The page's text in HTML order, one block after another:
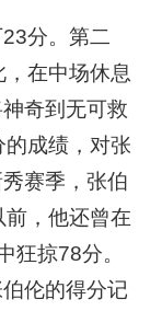
分。第二
在中场休息
奇到无可救
成绩，对张
赛季，张伯
，他还曾在
狂掠78分。
伦的得分记